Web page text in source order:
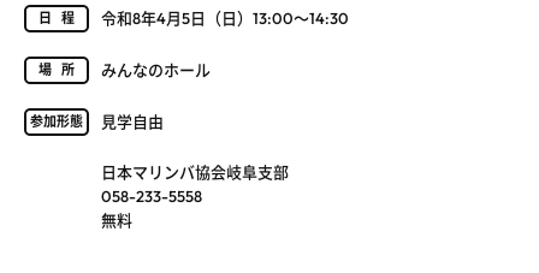
日程 令和8年4月5日（日）13:00～14:30
場所 みんなのホール
参加形態 見学自由
日本マリンバ協会岐阜支部
058-233-5558
無料